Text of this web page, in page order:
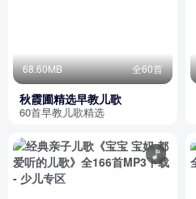
68.60MB 全60首
秋霞圃精选早教儿歌
60首早教儿歌精选